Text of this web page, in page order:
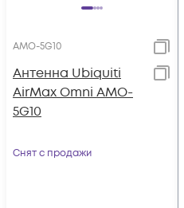
AMO-5G10
Антенна Ubiquiti
AirMax Omni AMO-
5G10
Снят с продажи